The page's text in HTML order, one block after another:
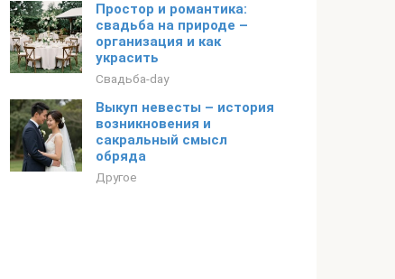
Простор и романтика:
свадьба на природе –
организация и как
украсить
Свадьба-day
Выкуп невесты – история
возникновения и
сакральный смысл
обряда
Другое